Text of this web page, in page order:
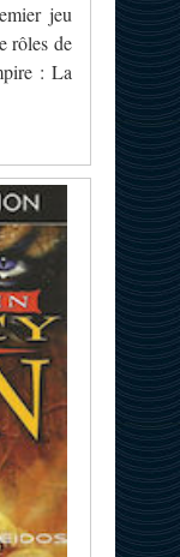
jeu
rôles de
: La